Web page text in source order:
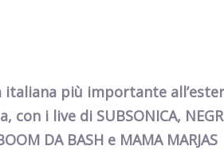
italiana più importante
i live di SUBSONICA,
DA BASH e MAMA MARJAS